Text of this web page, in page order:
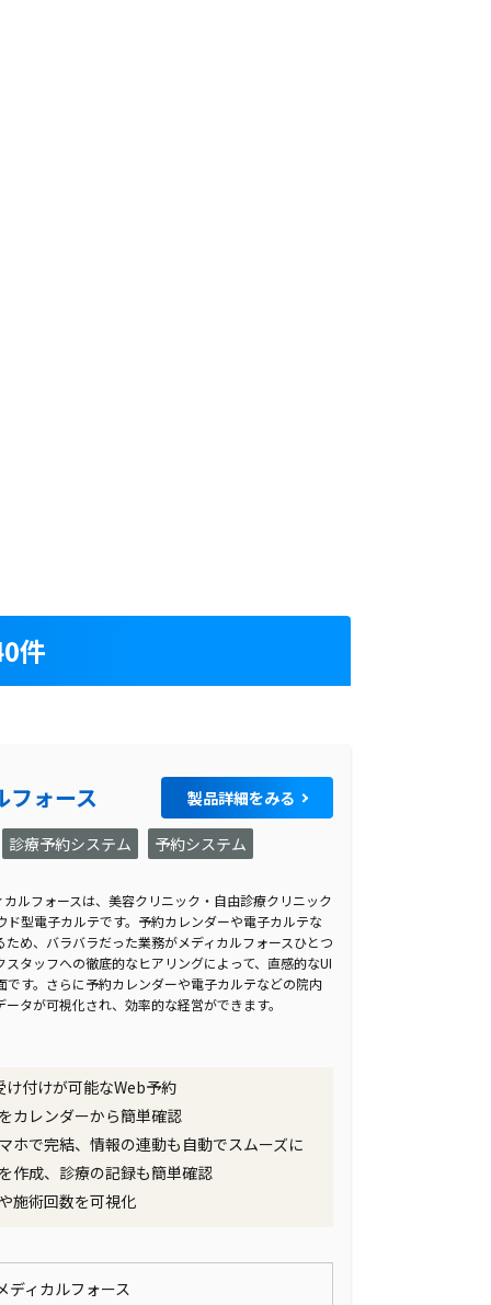
件
フォース 製品詳細をみる
診療予約システム 予約システム
ルフォースは、美容クリニック・自由診療クリニック
型電子カルテです。予約カレンダーや電子カルテな
め、バラバラだった業務がメディカルフォースひとつ
タッフへの徹底的なヒアリングによって、直感的なUI
す。さらに予約カレンダーや電子カルテなどの院内
タが可視化され、効率的な経営ができます。
付けが可能なWeb予約
カレンダーから簡単確認
ホで完結、情報の連動も自動でスムーズに
作成、診療の記録も簡単確認
施術回数を可視化
ディカルフォース